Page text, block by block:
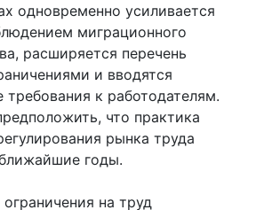
одновременно усиливается
миграционного
расширяется перечень
и вводятся
требования к работодателям.
что практика
рынка труда
годы.